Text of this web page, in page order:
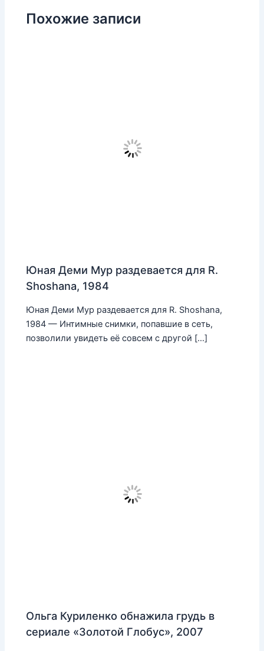
Похожие записи
Юная Деми Мур раздевается для R.
Shoshana, 1984
Юная Деми Мур раздевается для R. Shoshana,
1984 — Интимные снимки, попавшие в сеть,
позволили увидеть её совсем с другой […]
Ольга Куриленко обнажила грудь в
сериале «Золотой Глобус», 2007